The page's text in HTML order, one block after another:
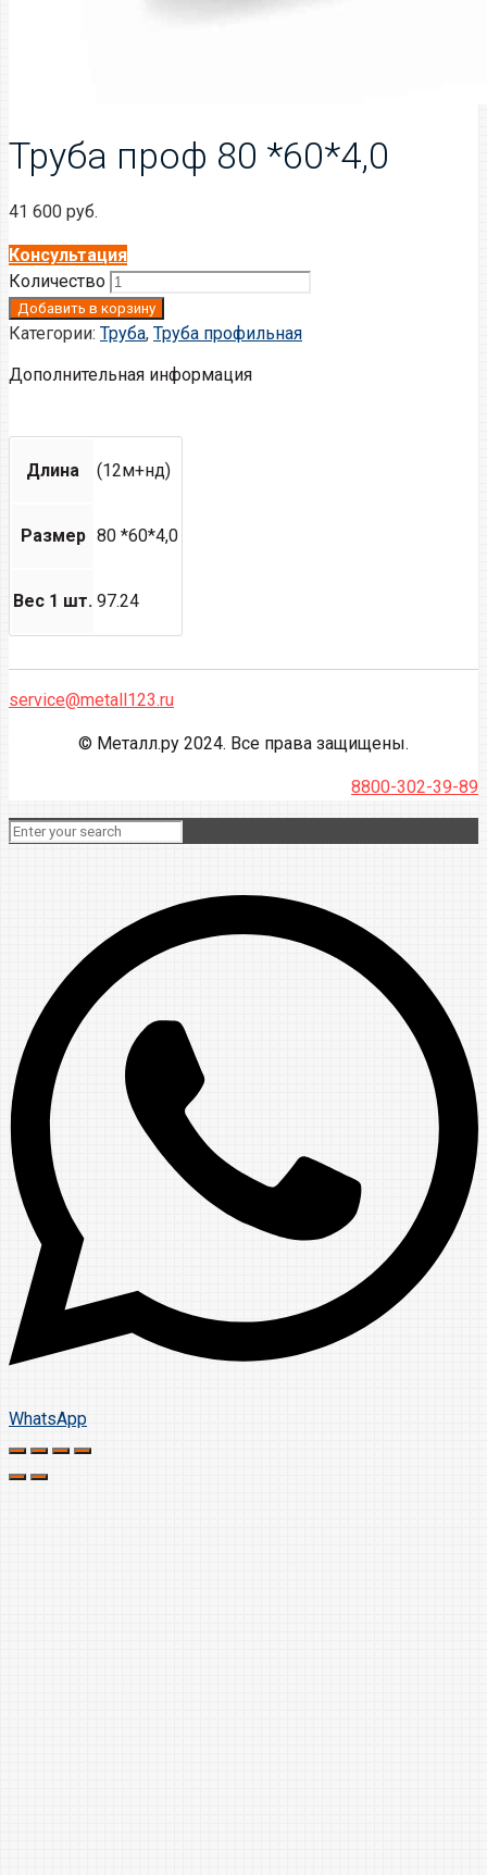
Труба проф 80 *60*4,0
41 600 руб.
Консультация
Количество
Добавить в корзину
Категории: Труба, Труба профильная
Дополнительная информация
Длина (12м+нд)
Размер 80 *60*4,0
Вес 1 шт. 97.24
service@metall123.ru
© Металл.ру 2024. Все права защищены.
8800-302-39-89
WhatsApp